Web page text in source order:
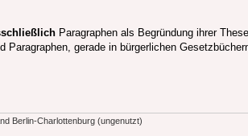
Paragraphen als Begründung ihrer
Paragraphen, gerade in bürgerlichen
Berlin-Charlottenburg (ungenutzt)